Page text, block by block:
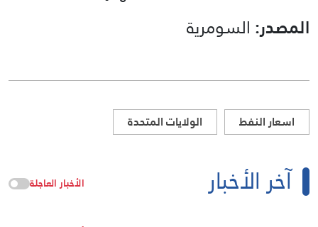
المصدر: السومرية
اسعار النفط الولايات المتحدة
آخر الأخبار الأخبار العاجلة